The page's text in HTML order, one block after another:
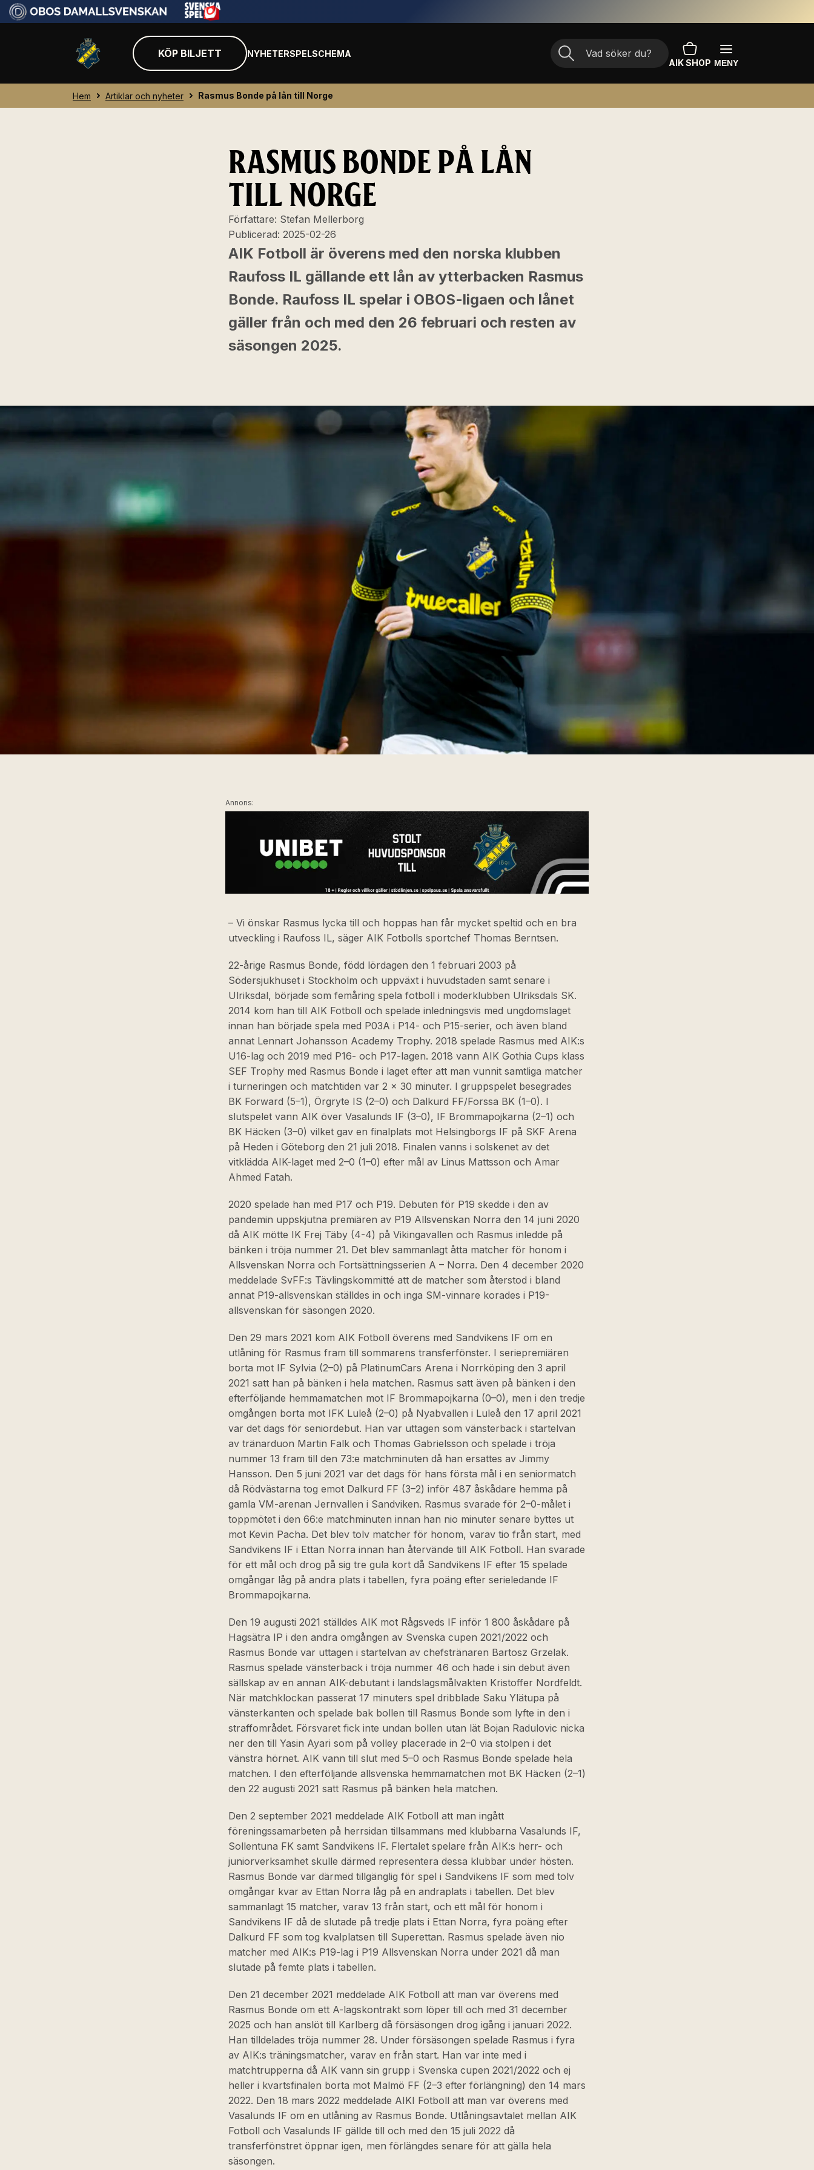
KÖP BILJETT NYHETERSPELSCHEMA
AIK SHOP MENY
Hem Artiklar och nyheter Rasmus Bonde på lån till Norge
RASMUS BONDE PÅ LÅN
TILL NORGE
Författare: Stefan Mellerborg
Publicerad: 2025-02-26
AIK Fotboll är överens med den norska klubben
Raufoss IL gällande ett lån av ytterbacken Rasmus
Bonde. Raufoss IL spelar i OBOS-ligaen och lånet
gäller från och med den 26 februari och resten av
säsongen 2025.
Annons:
– Vi önskar Rasmus lycka till och hoppas han får mycket speltid och en bra
utveckling i Raufoss IL, säger AIK Fotbolls sportchef Thomas Berntsen.
22-årige Rasmus Bonde, född lördagen den 1 februari 2003 på
Södersjukhuset i Stockholm och uppväxt i huvudstaden samt senare i
Ulriksdal, började som femåring spela fotboll i moderklubben Ulriksdals SK.
2014 kom han till AIK Fotboll och spelade inledningsvis med ungdomslaget
innan han började spela med P03A i P14- och P15-serier, och även bland
annat Lennart Johansson Academy Trophy. 2018 spelade Rasmus med AIK:s
U16-lag och 2019 med P16- och P17-lagen. 2018 vann AIK Gothia Cups klass
SEF Trophy med Rasmus Bonde i laget efter att man vunnit samtliga matcher
i turneringen och matchtiden var 2 x 30 minuter. I gruppspelet besegrades
BK Forward (5–1), Örgryte IS (2–0) och Dalkurd FF/Forssa BK (1–0). I
slutspelet vann AIK över Vasalunds IF (3–0), IF Brommapojkarna (2–1) och
BK Häcken (3–0) vilket gav en finalplats mot Helsingborgs IF på SKF Arena
på Heden i Göteborg den 21 juli 2018. Finalen vanns i solskenet av det
vitklädda AIK-laget med 2–0 (1–0) efter mål av Linus Mattsson och Amar
Ahmed Fatah.
2020 spelade han med P17 och P19. Debuten för P19 skedde i den av
pandemin uppskjutna premiären av P19 Allsvenskan Norra den 14 juni 2020
då AIK mötte IK Frej Täby (4-4) på Vikingavallen och Rasmus inledde på
bänken i tröja nummer 21. Det blev sammanlagt åtta matcher för honom i
Allsvenskan Norra och Fortsättningsserien A – Norra. Den 4 december 2020
meddelade SvFF:s Tävlingskommitté att de matcher som återstod i bland
annat P19-allsvenskan ställdes in och inga SM-vinnare korades i P19-
allsvenskan för säsongen 2020.
Den 29 mars 2021 kom AIK Fotboll överens med Sandvikens IF om en
utlåning för Rasmus fram till sommarens transferfönster. I seriepremiären
borta mot IF Sylvia (2–0) på PlatinumCars Arena i Norrköping den 3 april
2021 satt han på bänken i hela matchen. Rasmus satt även på bänken i den
efterföljande hemmamatchen mot IF Brommapojkarna (0–0), men i den tredje
omgången borta mot IFK Luleå (2–0) på Nyabvallen i Luleå den 17 april 2021
var det dags för seniordebut. Han var uttagen som vänsterback i startelvan
av tränarduon Martin Falk och Thomas Gabrielsson och spelade i tröja
nummer 13 fram till den 73:e matchminuten då han ersattes av Jimmy
Hansson. Den 5 juni 2021 var det dags för hans första mål i en seniormatch
då Rödvästarna tog emot Dalkurd FF (3–2) inför 487 åskådare hemma på
gamla VM-arenan Jernvallen i Sandviken. Rasmus svarade för 2–0-målet i
toppmötet i den 66:e matchminuten innan han nio minuter senare byttes ut
mot Kevin Pacha. Det blev tolv matcher för honom, varav tio från start, med
Sandvikens IF i Ettan Norra innan han återvände till AIK Fotboll. Han svarade
för ett mål och drog på sig tre gula kort då Sandvikens IF efter 15 spelade
omgångar låg på andra plats i tabellen, fyra poäng efter serieledande IF
Brommapojkarna.
Den 19 augusti 2021 ställdes AIK mot Rågsveds IF inför 1 800 åskådare på
Hagsätra IP i den andra omgången av Svenska cupen 2021/2022 och
Rasmus Bonde var uttagen i startelvan av chefstränaren Bartosz Grzelak.
Rasmus spelade vänsterback i tröja nummer 46 och hade i sin debut även
sällskap av en annan AIK-debutant i landslagsmålvakten Kristoffer Nordfeldt.
När matchklockan passerat 17 minuters spel dribblade Saku Ylätupa på
vänsterkanten och spelade bak bollen till Rasmus Bonde som lyfte in den i
straffområdet. Försvaret fick inte undan bollen utan lät Bojan Radulovic nicka
ner den till Yasin Ayari som på volley placerade in 2–0 via stolpen i det
vänstra hörnet. AIK vann till slut med 5–0 och Rasmus Bonde spelade hela
matchen. I den efterföljande allsvenska hemmamatchen mot BK Häcken (2–1)
den 22 augusti 2021 satt Rasmus på bänken hela matchen.
Den 2 september 2021 meddelade AIK Fotboll att man ingått
föreningssamarbeten på herrsidan tillsammans med klubbarna Vasalunds IF,
Sollentuna FK samt Sandvikens IF. Flertalet spelare från AIK:s herr- och
juniorverksamhet skulle därmed representera dessa klubbar under hösten.
Rasmus Bonde var därmed tillgänglig för spel i Sandvikens IF som med tolv
omgångar kvar av Ettan Norra låg på en andraplats i tabellen. Det blev
sammanlagt 15 matcher, varav 13 från start, och ett mål för honom i
Sandvikens IF då de slutade på tredje plats i Ettan Norra, fyra poäng efter
Dalkurd FF som tog kvalplatsen till Superettan. Rasmus spelade även nio
matcher med AIK:s P19-lag i P19 Allsvenskan Norra under 2021 då man
slutade på femte plats i tabellen.
Den 21 december 2021 meddelade AIK Fotboll att man var överens med
Rasmus Bonde om ett A-lagskontrakt som löper till och med 31 december
2025 och han anslöt till Karlberg då försäsongen drog igång i januari 2022.
Han tilldelades tröja nummer 28. Under försäsongen spelade Rasmus i fyra
av AIK:s träningsmatcher, varav en från start. Han var inte med i
matchtrupperna då AIK vann sin grupp i Svenska cupen 2021/2022 och ej
heller i kvartsfinalen borta mot Malmö FF (2–3 efter förlängning) den 14 mars
2022. Den 18 mars 2022 meddelade AIKI Fotboll att man var överens med
Vasalunds IF om en utlåning av Rasmus Bonde. Utlåningsavtalet mellan AIK
Fotboll och Vasalunds IF gällde till och med den 15 juli 2022 då
transferfönstret öppnar igen, men förlängdes senare för att gälla hela
säsongen.